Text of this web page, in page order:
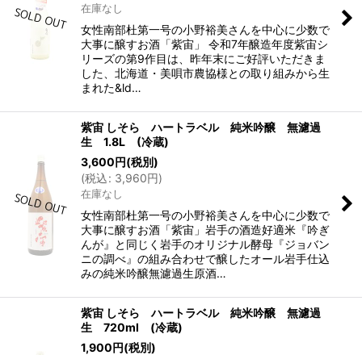
在庫なし
女性南部杜第一号の小野裕美さんを中心に少数で
大事に醸すお酒「紫宙」 令和7年醸造年度紫宙シ
リーズの第9作目は、昨年末にご好評いただきま
した、北海道・美唄市農協様との取り組みから生
まれた&ld…
紫宙 しそら ハートラベル 純米吟醸 無濾過
生 1.8L (冷蔵)
3,600円(税別)
(税込: 3,960円)
在庫なし
女性南部杜第一号の小野裕美さんを中心に少数で
大事に醸すお酒「紫宙」岩手の酒造好適米『吟ぎ
んが』と同じく岩手のオリジナル酵母『ジョバン
ニの調べ』の組み合わせで醸したオール岩手仕込
みの純米吟醸無濾過生原酒…
紫宙 しそら ハートラベル 純米吟醸 無濾過
生 720ml (冷蔵)
1,900円(税別)